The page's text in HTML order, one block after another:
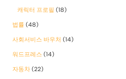
캐릭터 프로필 (18)
법률 (48)
사회서비스 바우처 (14)
워드프레스 (14)
자동차 (22)